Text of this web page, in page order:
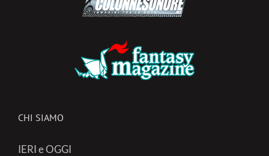
CHI SIAMO
IERI e OGGI